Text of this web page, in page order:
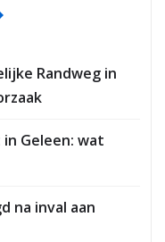
Randweg in
Geleen: wat
na inval aan